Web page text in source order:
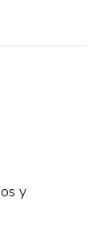
y